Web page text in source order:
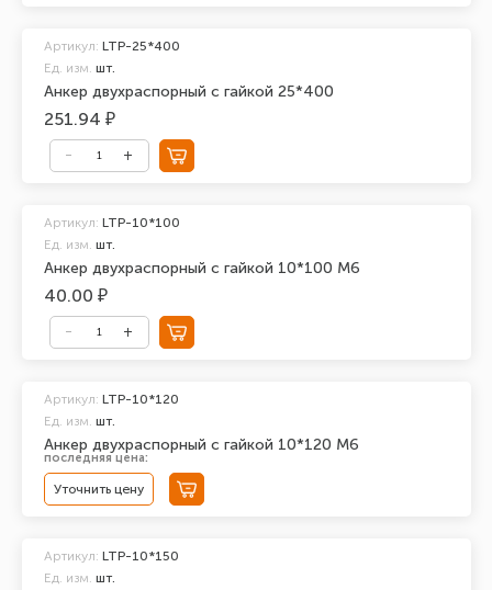
Анкер двухраспорный с гайкой 25*400
Артикул: LTP-25*400
Ед. изм. шт.
251.94 ₽
Анкер двухраспорный с гайкой 10*100 М6
Артикул: LTP-10*100
Ед. изм. шт.
40.00 ₽
Анкер двухраспорный с гайкой 10*120 М6
Артикул: LTP-10*120
Ед. изм. шт.
последняя цена:
Уточнить цену
Артикул: LTP-10*150
Ед. изм. шт.